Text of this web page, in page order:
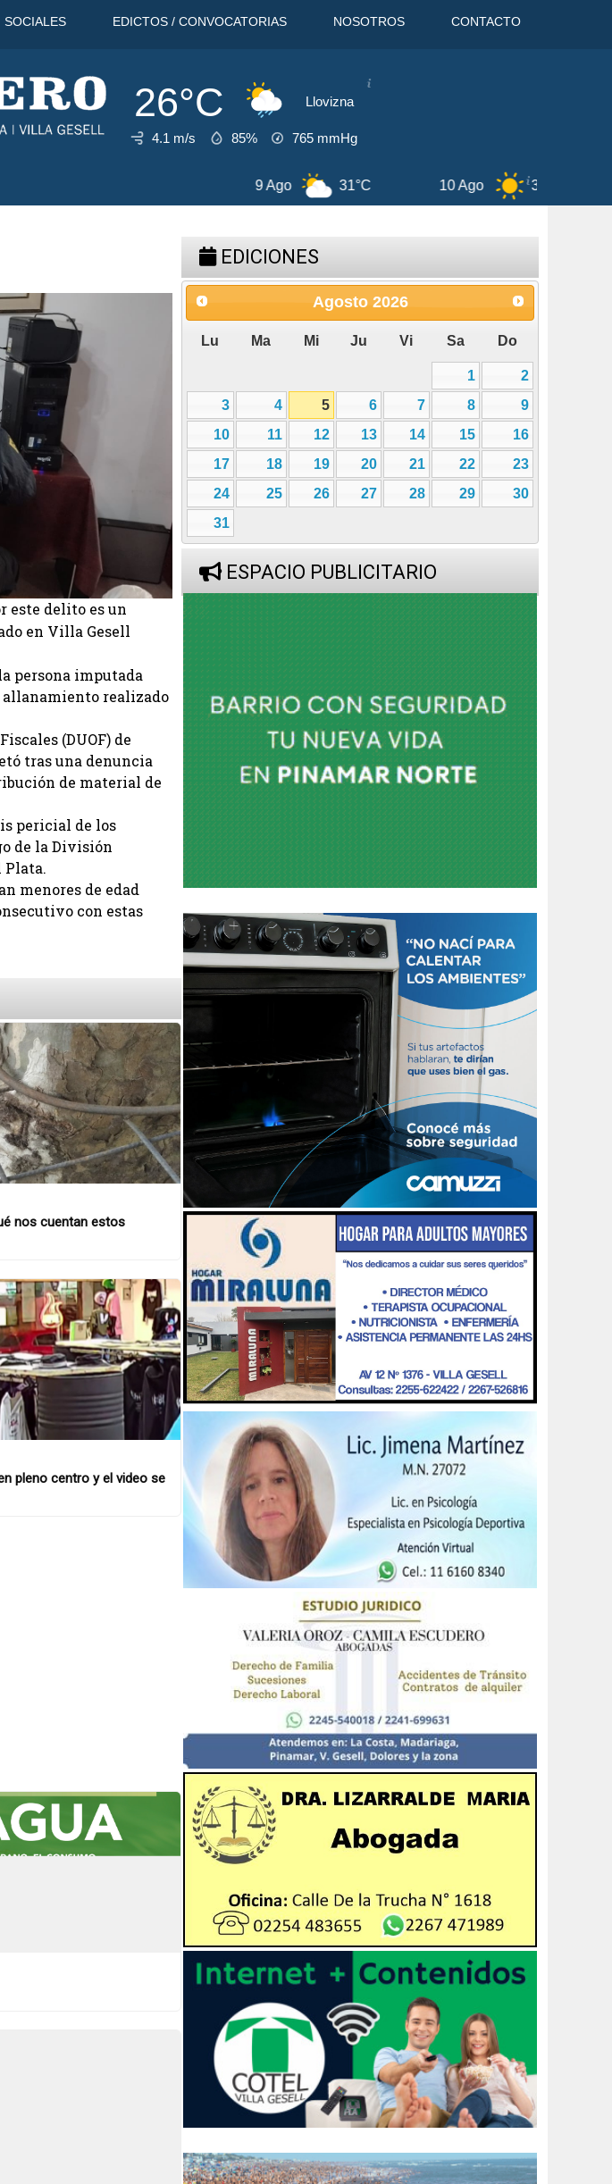
SOCIALES EDICTOS / CONVOCATORIAS NOSOTROS CONTACTO
26°C Llovizna
4.1 m/s 85% 765 mmHg
31°C 10 Ago 32°C
este delito es un
en Villa Gesell
persona imputada
allanamiento realizado
(DUOF) de
tras una denuncia
de material de
pericial de los
de la División
Plata.
menores de edad
con estas
nos cuentan estos
pleno centro y el video se
EDICIONES
Agosto 2026
Lu Ma Mi Ju Vi Sa Do
1
2
3
4 5 6 7 8
9
10
11 12 13 14 15
16
17
18 19 20 21 22
23
24
25 26 27 28 29
30
31
ESPACIO PUBLICITARIO